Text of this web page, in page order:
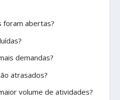
foram abertas?
demandas?
atrasados?
volume de atividades?